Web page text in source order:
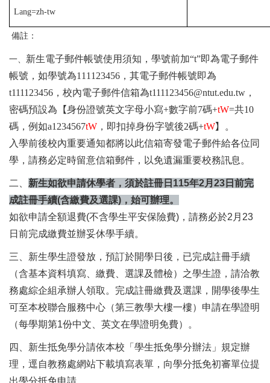
Lang=zh-tw
備註：
一、 新生電子郵件帳號使用須知，學號前加“t”即為電子郵件
帳號，如學號為111123456 ，其電子郵件帳號即為
t111123456 ，校內電子郵件信箱為t111123456@ntut.edu.tw ，
密碼預設為 【身份證號英文字母小寫+數字前7碼+tW=共10
碼，例如a1234567tW ，即扣掉身份字號後2碼+tW】
。
入學前後校內重要通知都將以此信箱寄發電子郵件給各位同
學，請務必定時留意信箱郵件，以免遺漏重要校務訊息。
二、 新生如欲申請休學者，須於註冊日115年2月23日前完
成註冊手續(含繳費及選課)，始可辦理。
如欲申請全額退費(不含學生平安保險費)，請務必於2月23
日前完成繳費並辦妥休學手續。
三、新生學生證發放，預訂於開學日後，已完成註冊手續
（含基本資料填寫、繳費、選課及體檢）之學生證，請洽教
務處綜企組承辦人領取。完成註冊繳費及選課，開學後學生
可至本校聯合服務中心（第三教學大樓一樓）申請在學證明
（每學期第1份中文、英文在學證明免費）。
四、新生抵免學分請依本校「學生抵免學分辦法」規定辦
理，逕自教務處網站下載填寫表單，向學分抵免初審單位提